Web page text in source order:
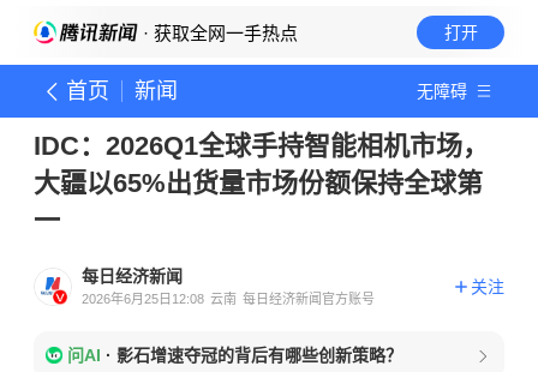
· 获取全网一手热点 打开
首页 新闻 无障碍
IDC：2026Q1全球手持智能相机市场，
大疆以65%出货量市场份额保持全球第
一
每日经济新闻
2026年6月25日12:08 云南 每日经济新闻官方账号
关注
问AI · 影石增速夺冠的背后有哪些创新策略？